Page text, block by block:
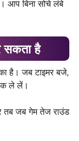
आप बिना सोचे लंबे
सकता है
है। जब टाइमर बजे,
ले लें।
तब जब गेम तेज राउंड